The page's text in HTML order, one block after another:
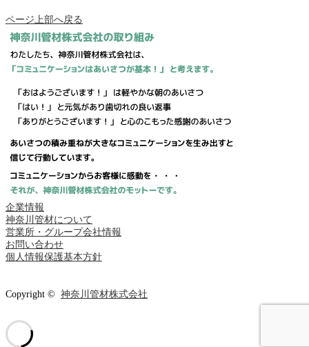
ページ上部へ戻る
企業情報
神奈川管材について
営業所・グループ会社情報
お問い合わせ
個人情報保護基本方針
Copyright © 神奈川管材株式会社